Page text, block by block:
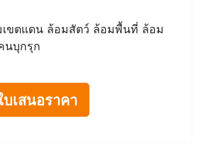
เขตแดน ล้อมสัตว์ ล้อมพื้นที่ ล้อม
นบุกรุก
เสนอราคา